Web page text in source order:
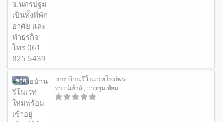
ขาย ขายบ้านรีโนเวทใหม่พร...
ทาวน์เฮ้าส์ , บางขุนเทียน